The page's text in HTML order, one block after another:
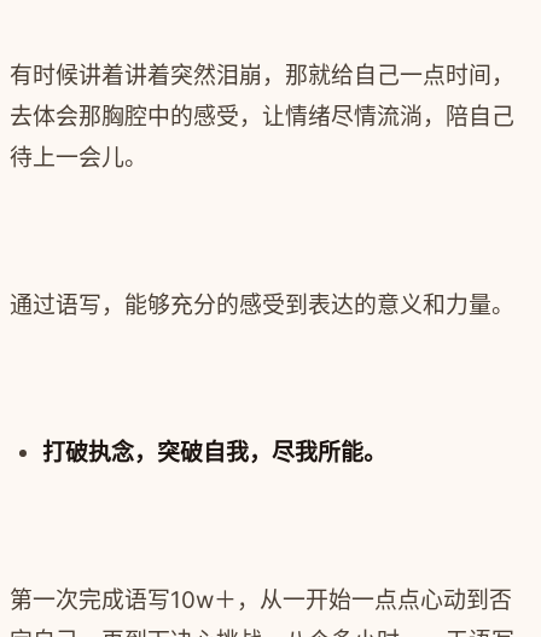
有时候讲着讲着突然泪崩，那就给自己一点时间，
去体会那胸腔中的感受，让情绪尽情流淌，陪自己
待上一会儿。
通过语写，能够充分的感受到表达的意义和力量。
打破执念，突破自我，尽我所能。
第一次完成语写10w＋，从一开始一点点心动到否